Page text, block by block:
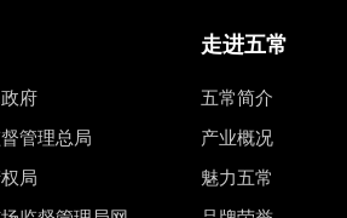
府
管理总局
局
走进五常
五常简介
产业概况
魅力五常